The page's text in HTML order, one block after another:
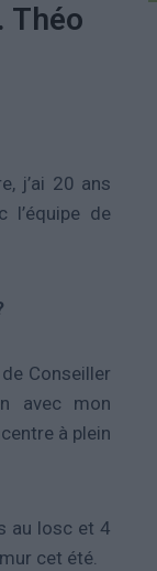
Théo
j’ai 20 ans
l’équipe de
Conseiller
avec mon
à plein
au losc et 4
cet été.